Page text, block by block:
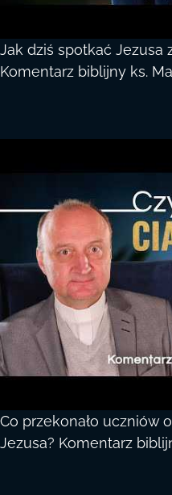
Jak dziś spotkać Jezusa
Komentarz biblijny ks.
Co przekonało uczniów
Jezusa? Komentarz